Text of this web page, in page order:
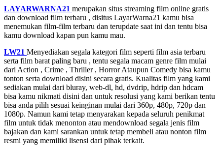
LAYARWARNA21 merupakan situs streaming film online gratis
dan download film terbaru , disitus LayarWarna21 kamu bisa
menemukan film-film terbaru dan terupdate saat ini dan tentu bisa
kamu download kapan pun kamu mau.
LW21 Menyediakan segala kategori film seperti film asia terbaru
serta film barat paling baru , tentu segala macam genre film mulai
dari Action , Crime , Thriller , Horror Ataupun Comedy bisa kamu
tonton serta download disini secara gratis. Kualitas film yang kami
sediakan mulai dari bluray, web-dl, hd, dvdrip, hdrip dan hdcam
bisa kamu nikmati disini dan untuk resolusi yang kami berikan tentu
bisa anda pilih sesuai keinginan mulai dari 360p, 480p, 720p dan
1080p. Namun kami tetap menyarakan kepada seluruh penikmat
film untuk tidak menonton atau mendownload segala jenis film
bajakan dan kami sarankan untuk tetap membeli atau nonton film
resmi yang memiliki lisensi dari pihak terkait.